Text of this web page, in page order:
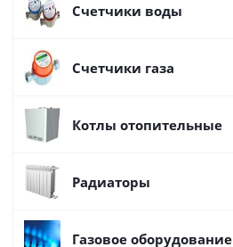
Счетчики воды
Счетчики газа
Котлы отопительные
Радиаторы
Газовое оборудование